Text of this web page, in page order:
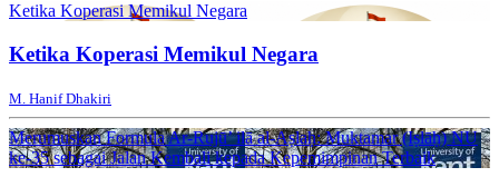
Ketika Koperasi Memikul Negara
Ketika Koperasi Memikul Negara
M. Hanif Dhakiri
Merumuskan Formula Ar-Rujū’ ilā al-Aṣlaḥ: Muktamar (Iṣlāḥ) NU
ke-35 sebagai Jalan Kembali kepada Kepemimpinan Terbaik